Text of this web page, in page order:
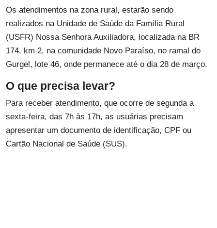
Os atendimentos na zona rural, estarão sendo
realizados na Unidade de Saúde da Família Rural
(USFR) Nossa Senhora Auxiliadora, localizada na BR
174, km 2, na comunidade Novo Paraíso, no ramal do
Gurgel, lote 46, onde permanece até o dia 28 de março.
O que precisa levar?
Para receber atendimento, que ocorre de segunda a
sexta-feira, das 7h às 17h, as usuárias precisam
apresentar um documento de identificação, CPF ou
Cartão Nacional de Saúde (SUS).